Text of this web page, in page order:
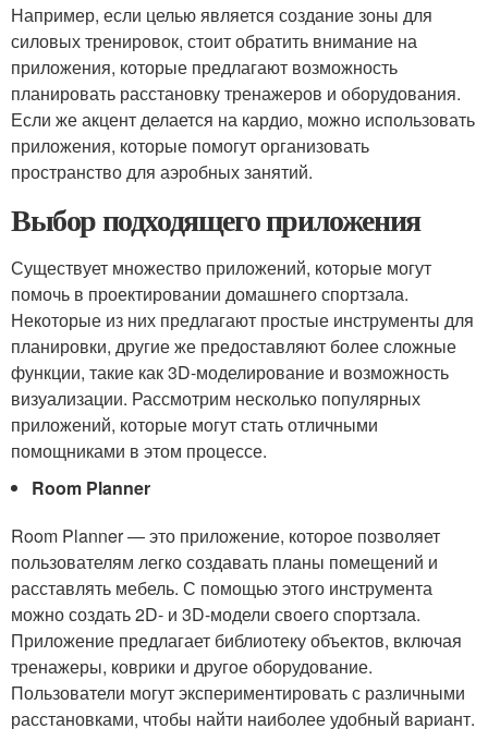
Например, если целью является создание зоны для
силовых тренировок, стоит обратить внимание на
приложения, которые предлагают возможность
планировать расстановку тренажеров и оборудования.
Если же акцент делается на кардио, можно использовать
приложения, которые помогут организовать
пространство для аэробных занятий.
Выбор подходящего приложения
Существует множество приложений, которые могут
помочь в проектировании домашнего спортзала.
Некоторые из них предлагают простые инструменты для
планировки, другие же предоставляют более сложные
функции, такие как 3D-моделирование и возможность
визуализации. Рассмотрим несколько популярных
приложений, которые могут стать отличными
помощниками в этом процессе.
Room Planner
Room Planner — это приложение, которое позволяет
пользователям легко создавать планы помещений и
расставлять мебель. С помощью этого инструмента
можно создать 2D- и 3D-модели своего спортзала.
Приложение предлагает библиотеку объектов, включая
тренажеры, коврики и другое оборудование.
Пользователи могут экспериментировать с различными
расстановками, чтобы найти наиболее удобный вариант.